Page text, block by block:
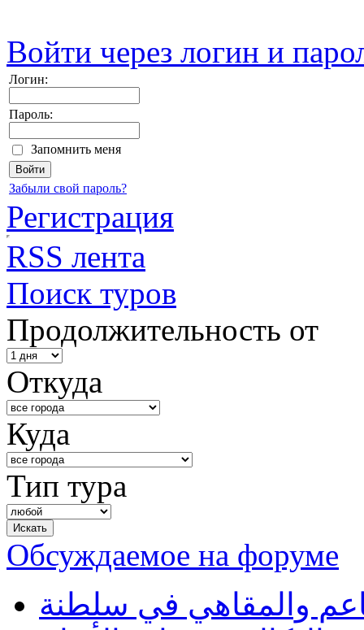
Войти через логин и
Логин:
Пароль:
Запомнить меня
Забыли свой пароль?
Регистрация
RSS лента
Поиск туров
Продолжительность от
Откуда
Куда
Тип тура
Обсуждаемое на форуме
والمقاهي في سلطنة